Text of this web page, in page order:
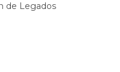
de Legados